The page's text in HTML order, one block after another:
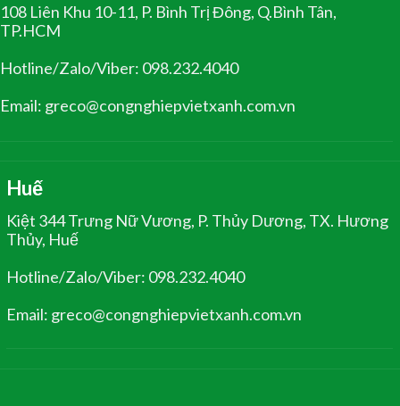
108 Liên Khu 10-11, P. Bình Trị Đông, Q.Bình Tân,
TP.HCM
Hotline/Zalo/Viber: 098.232.4040
Email: greco@congnghiepvietxanh.com.vn
Huế
Kiệt 344 Trưng Nữ Vương, P. Thủy Dương, TX. Hương
Thủy, Huế
Hotline/Zalo/Viber: 098.232.4040
Email: greco@congnghiepvietxanh.com.vn